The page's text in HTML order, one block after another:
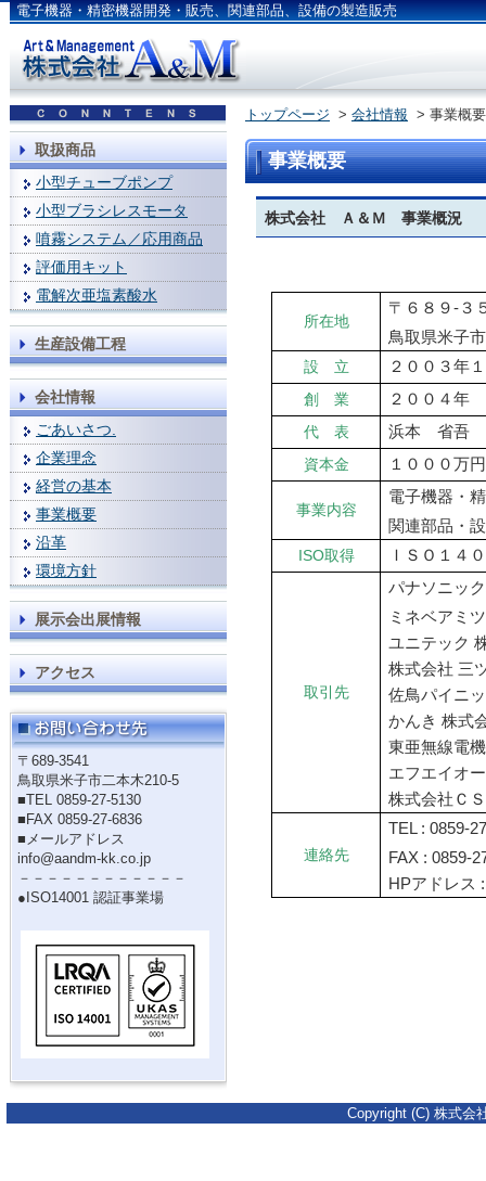
電子機器・精密機器開発・販売、関連部品、設備の製造販売
取扱商品
小型チューブポンプ
小型ブラシレスモータ
噴霧システム／応用商品
評価用キット
電解次亜塩素酸水
生産設備工程
会社情報
ごあいさつ.
企業理念
経営の基本
事業概要
沿革
環境方針
展示会出展情報
アクセス
〒689-3541
鳥取県米子市二本木210-5
■TEL 0859-27-5130
■FAX 0859-27-6836
■メールアドレス
info@aandm-kk.co.jp
－－－－－－－－－－－－
●ISO14001 認証事業場
トップページ > 会社情報 > 事業概要
事業概要
株式会社 Ａ＆Ｍ 事業概況
所在地
〒６８９-３
鳥取県米子
設 立
２００３年
創 業
２００４
代 表
浜本 省吾
資本金
１０００万円
事業内容
電子機器・
関連部品・
ISO取得 ＩＳＯ１４
取引先
パナソニッ
ミネベアミ
ユニテック
株式会社 三
佐鳥パイニ
かんき 株式
東亜無線電
エフエイオ
株式会社Ｃ
連絡先
TEL : 0859-
FAX : 0859-
HPアドレス
Copyright (C) 株式会